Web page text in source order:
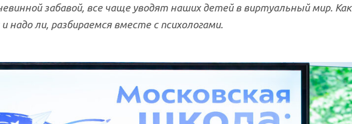
забавой, все чаще уводят наших детей в виртуальный мир. Как
ли, разбираемся вместе с психологами.